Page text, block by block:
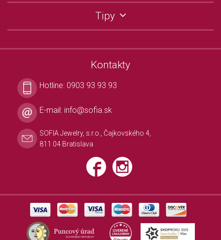
Tipy
Kontakty
Hotline: 0903 93 93 93
E-mail: info@sofia.sk
SOFIA Jewelry, s.r.o., Čajkovského 4,
811 04 Bratislava